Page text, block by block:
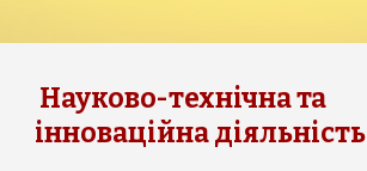
Науково-технічна та
інноваційна діяльність